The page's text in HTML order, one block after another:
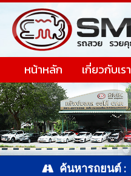
หน้าหลัก เกี่ยวกับเรา
ค้นหารถยนต์ :